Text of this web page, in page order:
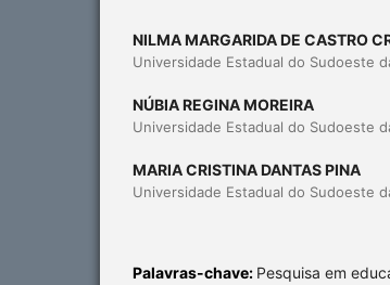
NILMA MARGARIDA DE CASTRO
Universidade Estadual do Sudoeste
NÚBIA REGINA MOREIRA
Universidade Estadual do Sudoeste
MARIA CRISTINA DANTAS PINA
Universidade Estadual do Sudoeste
Palavras-chave: Pesquisa em